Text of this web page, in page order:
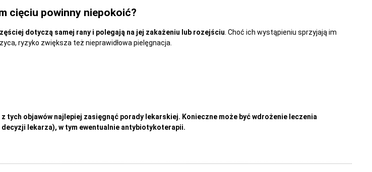
cięciu powinny niepokoić?
dotyczą samej rany i polegają na jej zakażeniu lub rozejściu. Choć ich wystąpieniu sprzyjają im
ryzyko zwiększa też nieprawidłowa pielęgnacja.
tych objawów najlepiej zasięgnąć porady lekarskiej. Konieczne może być wdrożenie leczenia
lekarza), w tym ewentualnie antybiotykoterapii.